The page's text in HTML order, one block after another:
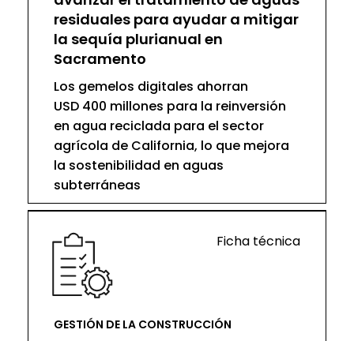
residuales para ayudar a mitigar
la sequía plurianual en
Sacramento
Los gemelos digitales ahorran
USD 400 millones para la reinversión
en agua reciclada para el sector
agrícola de California, lo que mejora
la sostenibilidad en aguas
subterráneas
Ficha técnica
GESTIÓN DE LA CONSTRUCCIÓN